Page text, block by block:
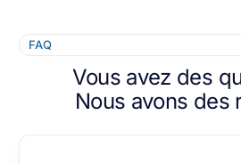
FAQ
Vous avez des
Nous avons des